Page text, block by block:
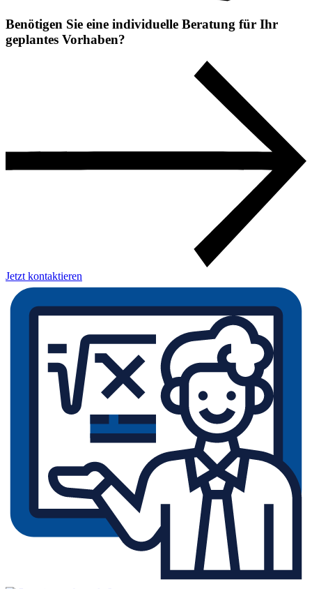
Benötigen Sie eine individuelle Beratung für Ihr
geplantes Vorhaben?
Jetzt kontaktieren